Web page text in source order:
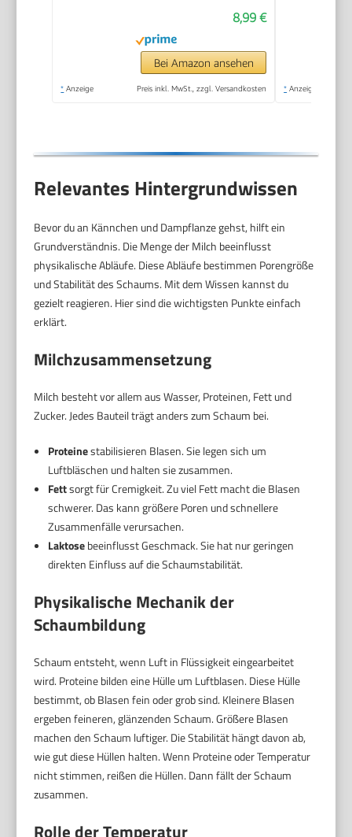
Latte, Matcha, heiße
Schokolade, mit
Ständer, Schwarz
8,99 €
Bei Amazon ansehen
* Anzeige Preis inkl. MwSt., zzgl. Versandkosten * Anzeige
Relevantes Hintergrundwissen
Bevor du an Kännchen und Dampflanze gehst, hilft ein
Grundverständnis. Die Menge der Milch beeinflusst
physikalische Abläufe. Diese Abläufe bestimmen Porengröße
und Stabilität des Schaums. Mit dem Wissen kannst du
gezielt reagieren. Hier sind die wichtigsten Punkte einfach
erklärt.
Milchzusammensetzung
Milch besteht vor allem aus Wasser, Proteinen, Fett und
Zucker. Jedes Bauteil trägt anders zum Schaum bei.
Proteinestabilisieren Blasen. Sie legen sich um
Luftbläschen und halten sie zusammen.
Fettsorgt für Cremigkeit. Zu viel Fett macht die Blasen
schwerer. Das kann größere Poren und schnellere
Zusammenfälle verursachen.
Laktosebeeinflusst Geschmack. Sie hat nur geringen
direkten Einfluss auf die Schaumstabilität.
Physikalische Mechanik der
Schaumbildung
Schaum entsteht, wenn Luft in Flüssigkeit eingearbeitet
wird. Proteine bilden eine Hülle um Luftblasen. Diese Hülle
bestimmt, ob Blasen fein oder grob sind. Kleinere Blasen
ergeben feineren, glänzenden Schaum. Größere Blasen
machen den Schaum luftiger. Die Stabilität hängt davon ab,
wie gut diese Hüllen halten. Wenn Proteine oder Temperatur
nicht stimmen, reißen die Hüllen. Dann fällt der Schaum
zusammen.
Rolle der Temperatur